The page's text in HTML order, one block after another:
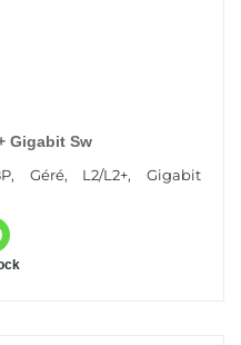
Gigabit Sw
Géré, L2/L2+, Gigabit